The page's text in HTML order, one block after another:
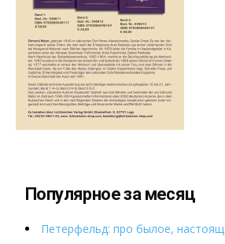
Популярное за месяц
Петерфельд: про былое,